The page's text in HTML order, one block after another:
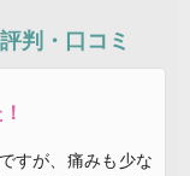
判・口コミ
すが、痛みも少な